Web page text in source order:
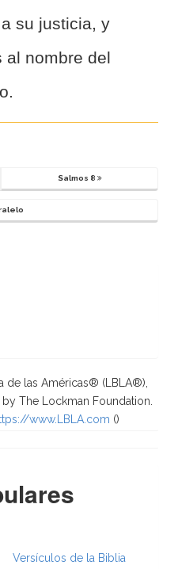
su justicia, y
al nombre del
Salmos 8
de las Américas® (LBLA®),
The Lockman Foundation.
www.LBLA.com ()
Versículos de la Biblia